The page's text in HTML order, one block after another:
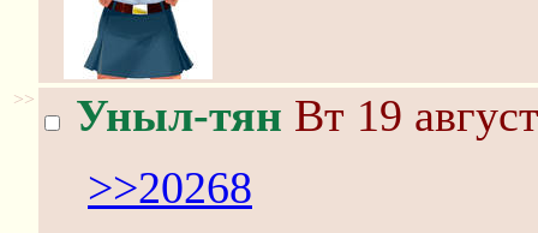
>> Уныл-тян Вт 19
>>20268